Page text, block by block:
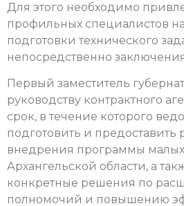
Для этого необходимо
профильных специалистов на
подготовки технического
непосредственно
Первый заместитель
руководству контрактного
срок, в течение которого
подготовить и предоставить
внедрения программы малых
Архангельской области, а
конкретные решения по
полномочий и повышению